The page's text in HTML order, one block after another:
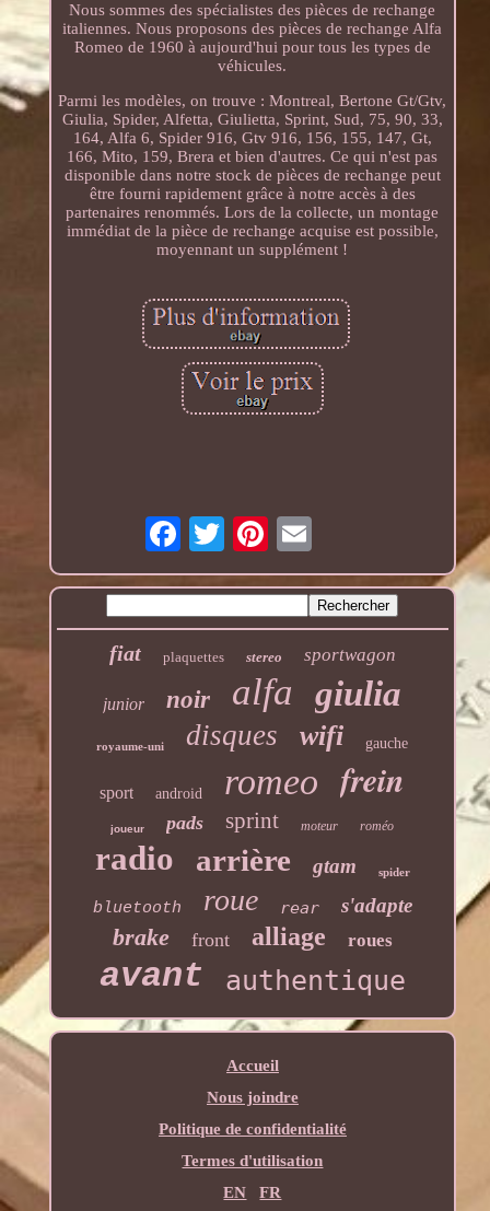
Nous sommes des spécialistes des pièces de rechange
italiennes. Nous proposons des pièces de rechange Alfa
Romeo de 1960 à aujourd'hui pour tous les types de
véhicules.
Parmi les modèles, on trouve : Montreal, Bertone Gt/Gtv,
Giulia, Spider, Alfetta, Giulietta, Sprint, Sud, 75, 90, 33,
164, Alfa 6, Spider 916, Gtv 916, 156, 155, 147, Gt,
166, Mito, 159, Brera et bien d'autres. Ce qui n'est pas
disponible dans notre stock de pièces de rechange peut
être fourni rapidement grâce à notre accès à des
partenaires renommés. Lors de la collecte, un montage
immédiat de la pièce de rechange acquise est possible,
moyennant un supplément !
fiat plaquettes stereo sportwagon
junior noir alfa giulia
royaume-uni disques wifi gauche
sport android romeo frein
joueur pads sprint moteur roméo
radio arrière gtam spider
bluetooth roue rear s'adapte
brake front alliage roues
avant authentique
Accueil
Nous joindre
Politique de confidentialité
Termes d'utilisation
EN
FR